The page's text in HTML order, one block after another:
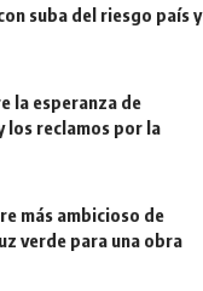
suba del riesgo país y
la esperanza de
los reclamos por la
más ambicioso de
verde para una obra